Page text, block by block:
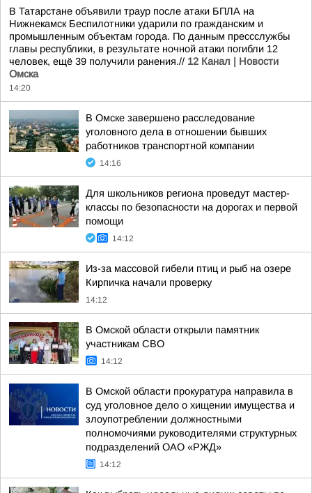
В Татарстане объявили траур после атаки БПЛА на
Нижнекамск Беспилотники ударили по гражданским и
промышленным объектам города. По данным прессслужбы
главы республики, в результате ночной атаки погибли 12
человек, ещё 39 получили ранения.// 12 Канал | Новости
Омска
14:20
В Омске завершено расследование
уголовного дела в отношении бывших
работников транспортной компании
14:16
Для школьников региона проведут мастер-
классы по безопасности на дорогах и первой
помощи
14:12
Из-за массовой гибели птиц и рыб на озере
Кирпичка начали проверку
14:12
В Омской области открыли памятник
участникам СВО
14:12
В Омской области прокуратура направила в
суд уголовное дело о хищении имущества и
злоупотреблении должностными
полномочиями руководителями структурных
подразделений ОАО «РЖД»
14:12